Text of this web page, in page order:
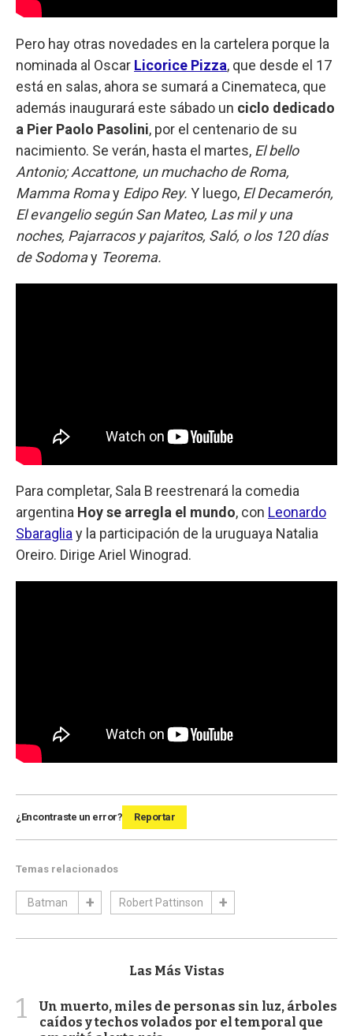
Pero hay otras novedades en la cartelera porque la
nominada al Oscar Licorice Pizza, que desde el 17
está en salas, ahora se sumará a Cinemateca, que
además inaugurará este sábado un ciclo dedicado
a Pier Paolo Pasolini, por el centenario de su
nacimiento. Se verán, hasta el martes, El bello
Antonio; Accattone, un muchacho de Roma,
Mamma Romay Edipo Rey. Y luego, El Decamerón,
El evangelio según San Mateo, Las mil y una
noches, Pajarracos y pajaritos, Saló, o los 120 días
de Sodomay Teorema.
Para completar, Sala B reestrenará la comedia
argentina Hoy se arregla el mundo, con Leonardo
Sbaragliay la participación de la uruguaya Natalia
Oreiro. Dirige Ariel Winograd.
¿Encontraste un error? Reportar
Temas relacionados
Batman Robert Pattinson
Las Más Vistas
1
Un muerto, miles de personas sin luz, árboles
caídos y techos volados por el temporal que